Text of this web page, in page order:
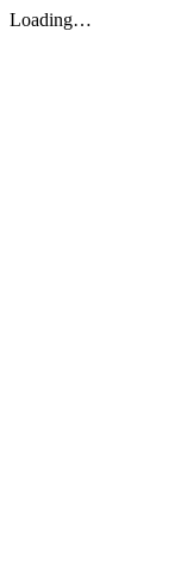
Loading…